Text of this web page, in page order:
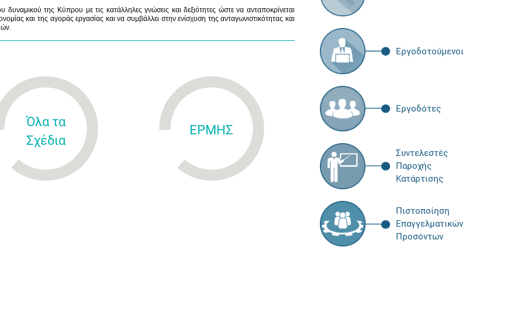
της Κύπρου με τις κατάλληλες γνώσεις και δεξιότητες ώστε να ανταποκρίνεται
και της αγοράς εργασίας και να συμβάλλει στην ενίσχυση της ανταγωνιστικότητας και
Όλα τα
Σχέδια
ΕΡΜΗΣ
Εργοδοτούμενοι
Εργοδότες
Συντελεστές
Παροχής
Κατάρτισης
Πιστοποίηση
Επαγγελματικών
Προσόντων